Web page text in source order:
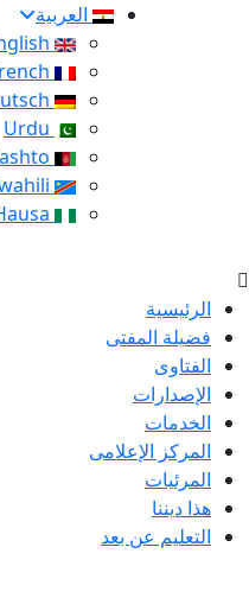
العربية
الرئيسية
فضيلة المفتى
الفتاوى
الإصدارات
الخدمات
المركز الإعلامى
المرئيات
هذا ديننا
التعليم عن بعد